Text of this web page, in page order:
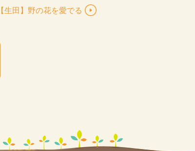
【生田】野の花を愛でる